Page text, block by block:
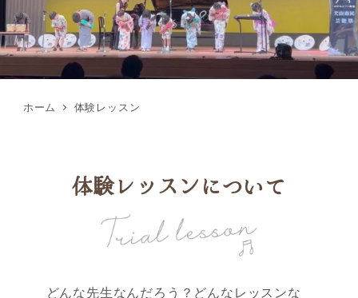
ホーム 体験レッスン
体験レッスンについて
どんな先生なんだろう？どんなレッスンな